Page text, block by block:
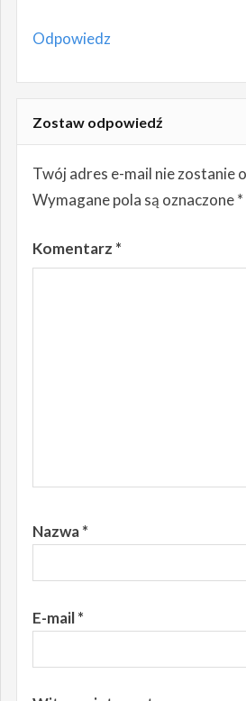
Odpowiedz
Zostaw odpowiedź
Twój adres e-mail nie zostanie
Wymagane pola są oznaczone*
Komentarz *
Nazwa*
E-mail*